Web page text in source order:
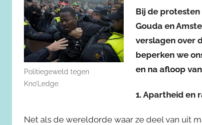
Politiegeweld tegen
Kno’Ledge.
Bij de
Gouda en
verslagen over
beperken we
en na afloop
1. Apartheid en
Net als de wereldorde waar ze deel van uit